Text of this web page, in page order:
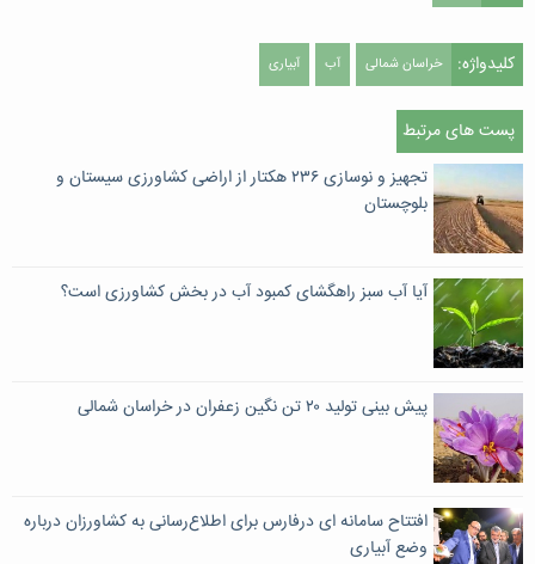
کلیدواژه: خراسان شمالی آب آبیاری
پست های مرتبط
تجهیز و نوسازی ۲۳۶ هکتار از اراضی کشاورزی سیستان و
بلوچستان
آیا آب سبز راهگشای کمبود آب در بخش کشاورزی است؟
پیش بینی تولید ۲۰ تن نگین زعفران در خراسان شمالی
افتتاح سامانه ای درفارس برای اطلاع‌رسانی به کشاورزان درباره
وضع آبیاری